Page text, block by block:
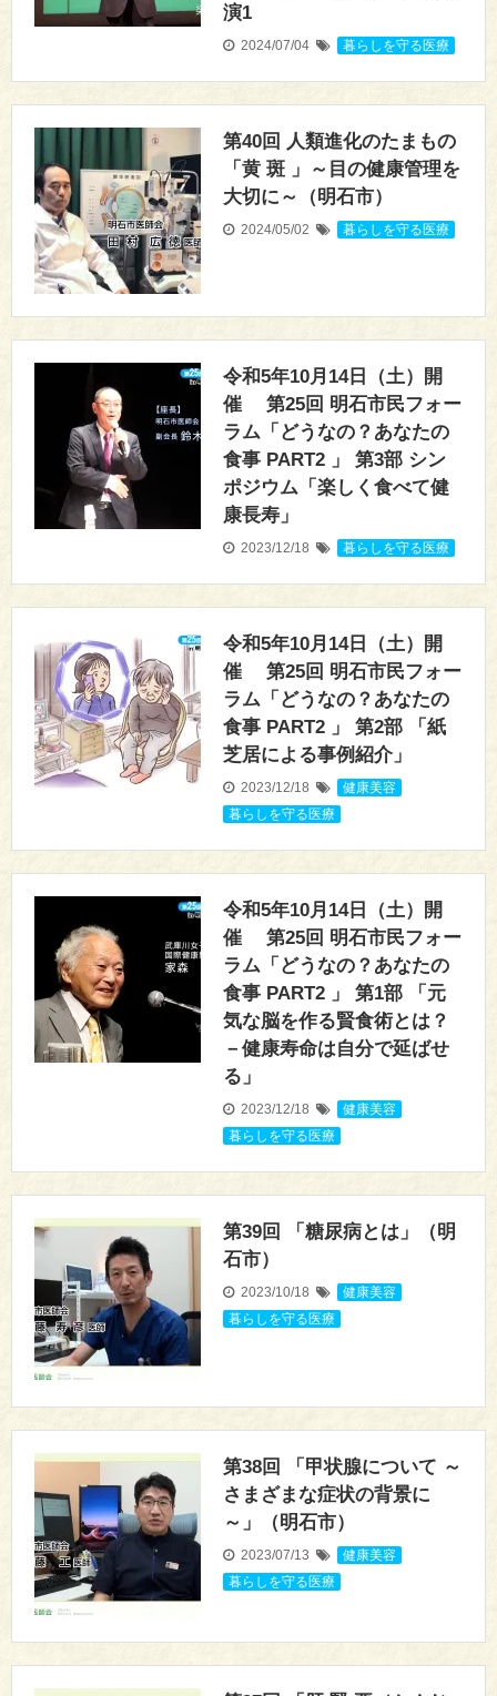
演1
2024/07/04 暮らしを守る医療
第40回 人類進化のたまもの
「黄 斑 」～目の健康管理を
大切に～（明石市）
2024/05/02 暮らしを守る医療
令和5年10月14日（土）開
催 第25回 明石市民フォー
ラム「どうなの？あなたの
食事 PART2 」 第3部 シン
ポジウム「楽しく食べて健
康長寿」
2023/12/18 暮らしを守る医療
令和5年10月14日（土）開
催 第25回 明石市民フォー
ラム「どうなの？あなたの
食事 PART2 」 第2部 「紙
芝居による事例紹介」
2023/12/18 健康美容
暮らしを守る医療
令和5年10月14日（土）開
催 第25回 明石市民フォー
ラム「どうなの？あなたの
食事 PART2 」 第1部 「元
気な脳を作る賢食術とは？
－健康寿命は自分で延ばせ
る」
2023/12/18 健康美容
暮らしを守る医療
第39回 「糖尿病とは」（明
石市）
2023/10/18 健康美容
暮らしを守る医療
第38回 「甲状腺について ～
さまざまな症状の背景に
～」（明石市）
2023/07/13 健康美容
暮らしを守る医療